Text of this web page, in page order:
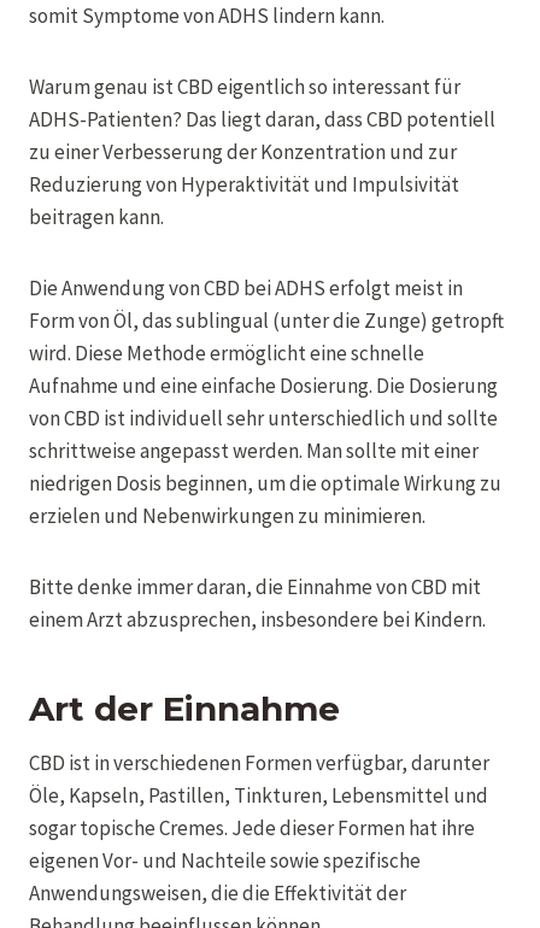
somit Symptome von ADHS lindern kann.
Warum genau ist CBD eigentlich so interessant für
ADHS-Patienten? Das liegt daran, dass CBD potentiell
zu einer Verbesserung der Konzentration und zur
Reduzierung von Hyperaktivität und Impulsivität
beitragen kann.
Die Anwendung von CBD bei ADHS erfolgt meist in
Form von Öl, das sublingual (unter die Zunge) getropft
wird. Diese Methode ermöglicht eine schnelle
Aufnahme und eine einfache Dosierung. Die Dosierung
von CBD ist individuell sehr unterschiedlich und sollte
schrittweise angepasst werden. Man sollte mit einer
niedrigen Dosis beginnen, um die optimale Wirkung zu
erzielen und Nebenwirkungen zu minimieren.
Bitte denke immer daran, die Einnahme von CBD mit
einem Arzt abzusprechen, insbesondere bei Kindern.
Art der Einnahme
CBD ist in verschiedenen Formen verfügbar, darunter
Öle, Kapseln, Pastillen, Tinkturen, Lebensmittel und
sogar topische Cremes. Jede dieser Formen hat ihre
eigenen Vor- und Nachteile sowie spezifische
Anwendungsweisen, die die Effektivität der